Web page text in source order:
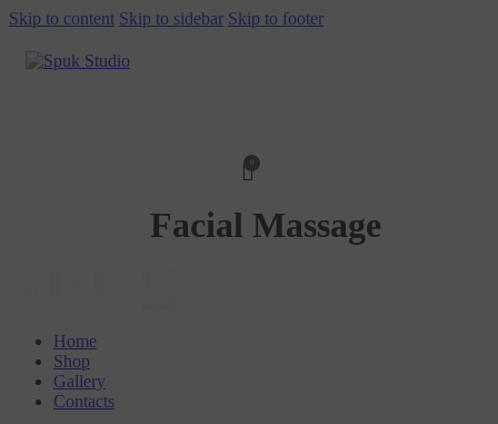
Skip to content Skip to sidebar Skip to footer
Facial Massage
Home
Shop
Gallery
Contacts